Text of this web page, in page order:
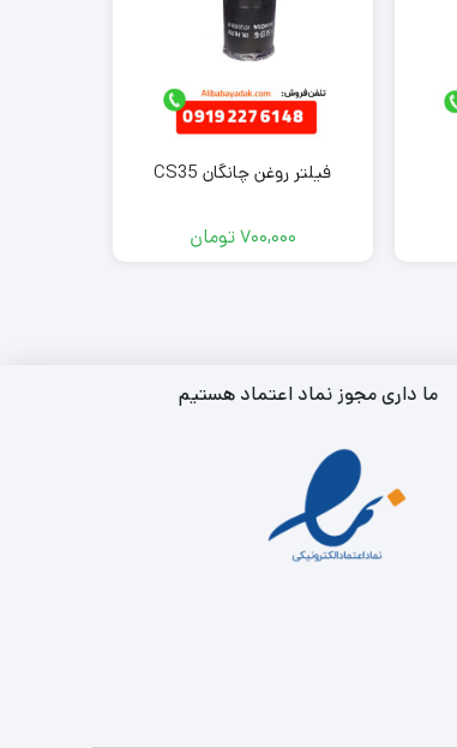
فیلتر روغن چانگان CS35
700,000تومان
ما داری مجوز نماد اعتماد هستیم